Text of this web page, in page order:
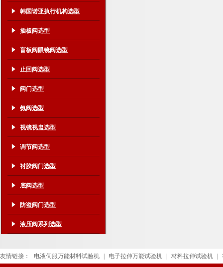
韩国诺亚执行机构选型
插板阀选型
盲板阀眼镜阀选型
止回阀选型
阀门选型
氨阀选型
视镜视盅选型
调节阀选型
衬胶阀门选型
底阀选型
防盗阀门选型
液压阀系列选型
友情链接： 电液伺服万能材料试验机 电子拉伸万能试验机 材料拉伸试验机